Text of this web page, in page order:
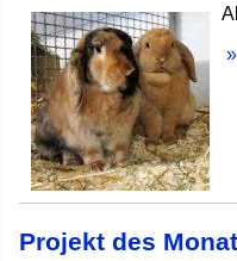
Projekt des